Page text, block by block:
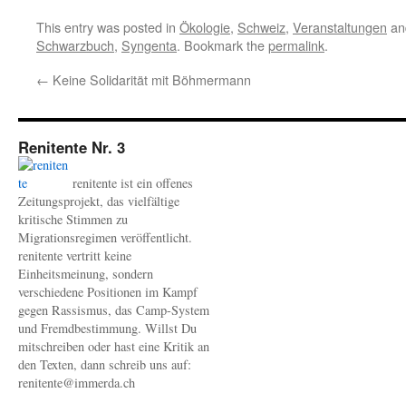
This entry was posted in Ökologie, Schweiz, Veranstaltungen
Schwarzbuch, Syngenta. Bookmark thepermalink.
← Keine Solidarität mit Böhmermann
Renitente Nr. 3
renitente ist ein offenes
Zeitungsprojekt, das vielfältige
kritische Stimmen zu
Migrationsregimen veröffentlicht.
renitente vertritt keine
Einheitsmeinung, sondern
verschiedene Positionen im Kampf
gegen Rassismus, das Camp-System
und Fremdbestimmung. Willst Du
mitschreiben oder hast eine Kritik an
den Texten, dann schreib uns auf:
renitente@immerda.ch